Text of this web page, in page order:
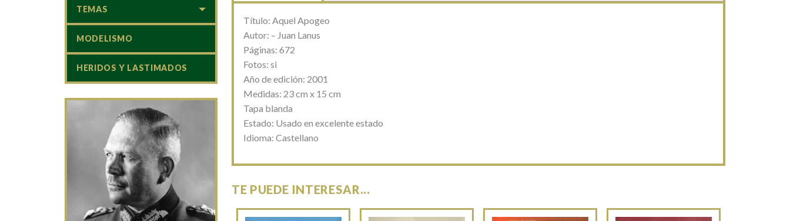
Título: Aquel Apogeo
Autor: – Juan Lanus
Páginas: 672
Fotos: si
Año de edición: 2001
Medidas: 23 cm x 15 cm
Tapa blanda
Estado: Usado en excelente estado
Idioma: Castellano
TE PUEDE INTERESAR...
TEMAS
MODELISMO
HERIDOS Y LASTIMADOS